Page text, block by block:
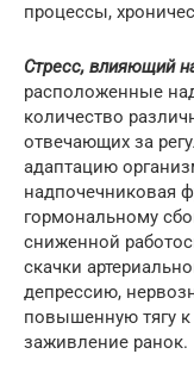
процессы,
Стресс, влияющий
расположенные
количество
отвечающих за
адаптацию
надпочечниковая
гормональному
сниженной
скачки
депрессию,
повышенную тягу
заживление ранок.